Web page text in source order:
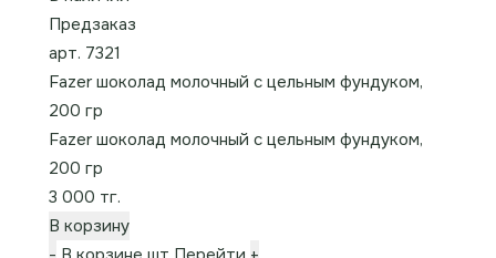
Предзаказ
арт. 7321
Fazer шоколад молочный с цельным фундуком,
200 гр
Fazer шоколад молочный с цельным фундуком,
200 гр
3 000 тг.
В корзину